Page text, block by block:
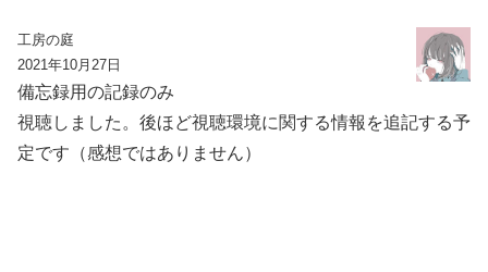
工房の庭
2021年10月27日
備忘録用の記録のみ
視聴しました。後ほど視聴環境に関する情報を追記する予
定です（感想ではありません）